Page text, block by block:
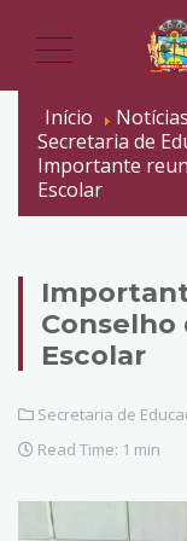
Início
Notícias
Secretaria de
Importante
Escolar
Escolar
Secretaria de
Read Time: 1 min